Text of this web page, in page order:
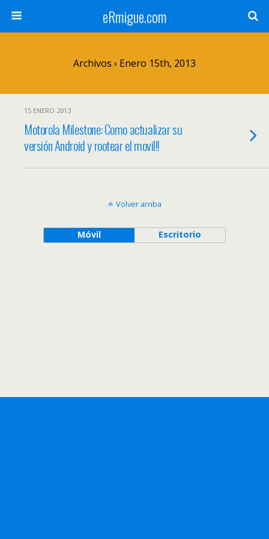
eRmigue.com
Archivos › Enero 15th, 2013
15 ENERO 2013
Motorola Milestone: Como actualizar su
versión Android y rootear el movil!!
Volver arriba
Móvil Escritorio